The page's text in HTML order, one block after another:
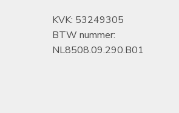
KVK: 53249305
BTW nummer:
NL8508.09.290.B01